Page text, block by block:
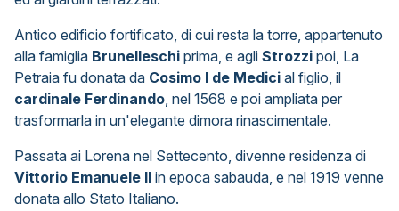
Antico edificio fortificato, di cui resta la torre, appartenuto
alla famiglia Brunelleschi prima, e agli Strozzi poi, La
Petraia fu donata da Cosimo I de Medici al figlio, il
cardinale Ferdinando , nel 1568 e poi ampliata per
trasformarla in un'elegante dimora rinascimentale.
Passata ai Lorena nel Settecento, divenne residenza di
Vittorio Emanuele II in epoca sabauda, e nel 1919 venne
donata allo Stato Italiano.